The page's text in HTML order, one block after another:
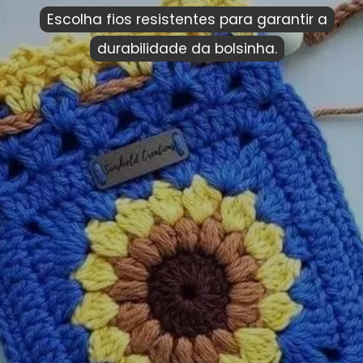
Escolha fios resistentes para garantir a
durabilidade da bolsinha.
Escolha fios resistentes para garantir a
durabilidade da bolsinha.